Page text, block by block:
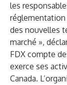
les
des nouvelles
marché »,
FDX compte
exerce ses
Canada.